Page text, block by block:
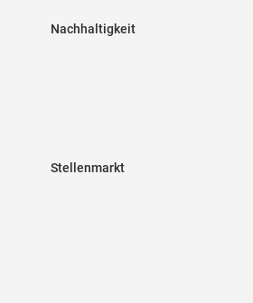
Nachhaltigkeit
Stellenmarkt